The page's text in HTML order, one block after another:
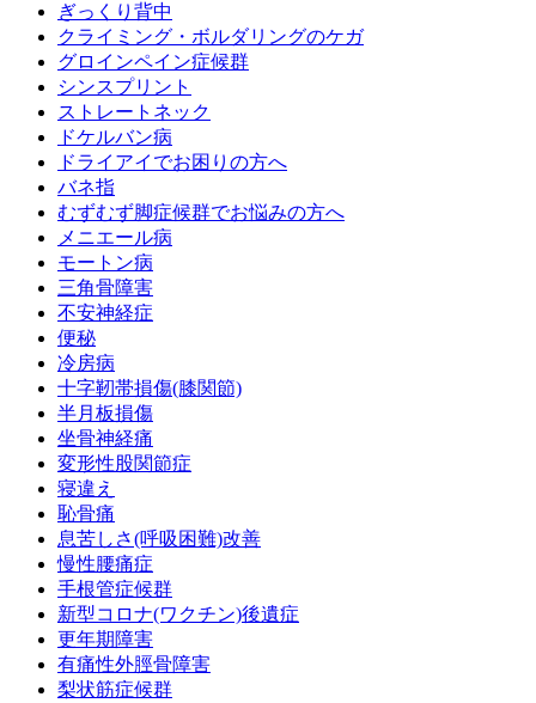
ぎっくり背中
クライミング・ボルダリングのケガ
グロインペイン症候群
シンスプリント
ストレートネック
ドケルバン病
ドライアイでお困りの方へ
バネ指
むずむず脚症候群でお悩みの方へ
メニエール病
モートン病
三角骨障害
不安神経症
便秘
冷房病
十字靭帯損傷(膝関節)
半月板損傷
坐骨神経痛
変形性股関節症
寝違え
恥骨痛
息苦しさ(呼吸困難)改善
慢性腰痛症
手根管症候群
新型コロナ(ワクチン)後遺症
更年期障害
有痛性外脛骨障害
梨状筋症候群